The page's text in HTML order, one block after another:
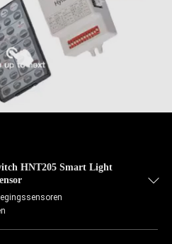
HNT205 Smart Light